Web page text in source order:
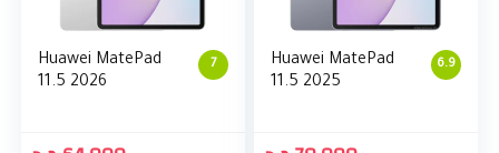
7
Huawei MatePad
11.5 2026
6.9
Huawei MatePad
11.5 2025